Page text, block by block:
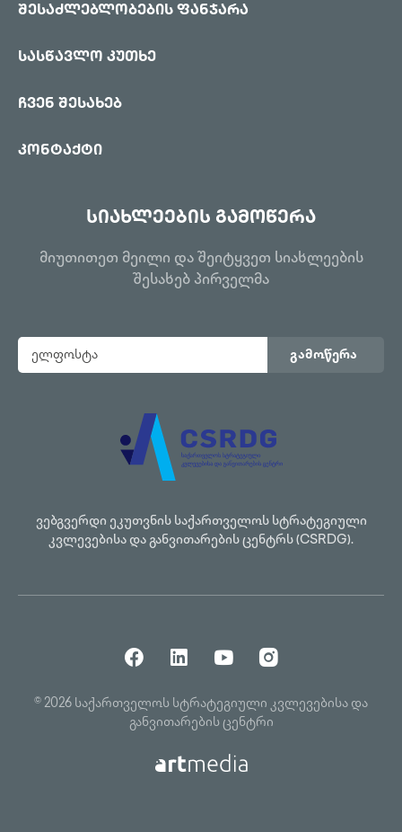
შესაძლებლობების ფანჯარა
სასწავლო კუთხე
ჩვენ შესახებ
კონტაქტი
სიახლეების გამოწერა
მიუთითეთ მეილი და შეიტყვეთ სიახლეების
შესახებ პირველმა
გამოწერა
ვებგვერდი ეკუთვნის საქართველოს სტრატეგიული
კვლევებისა და განვითარების ცენტრს (CSRDG).
© 2026 საქართველოს სტრატეგიული კვლევებისა და
განვითარების ცენტრი